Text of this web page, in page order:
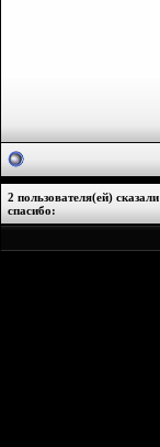
2 пользователя(ей) сказали
cпасибо: